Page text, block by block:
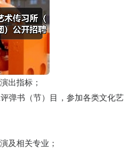
出指标；
书（节）目，参加各类文化艺
相关专业；